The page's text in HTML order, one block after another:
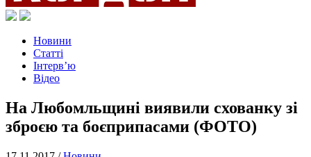
Новини
Статті
Інтерв’ю
Відео
На Любомльщині виявили схованку зі
зброєю та боєприпасами (ФОТО)